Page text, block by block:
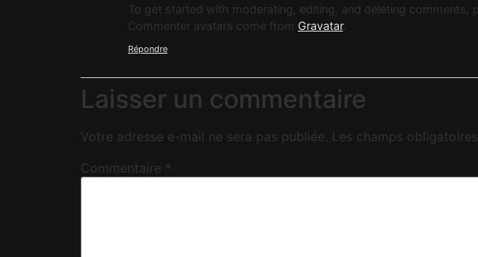
To get started with moderating, editing, and deleting comments,
Commenter avatars come from Gravatar.
Répondre
Laisser un commentaire
Votre adresse e-mail ne sera pas publiée. Les champs
Commentaire *